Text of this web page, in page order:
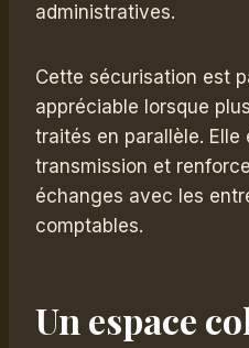
administratives.
Cette sécurisation est
appréciable lorsque
traités en parallèle. Elle
transmission et
échanges avec les
comptables.
Un espace